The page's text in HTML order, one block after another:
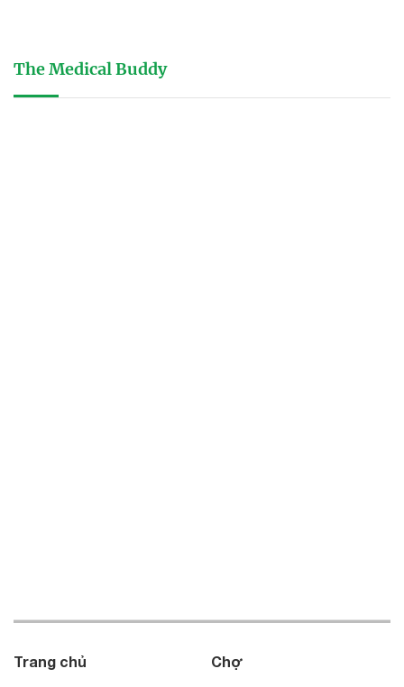
The Medical Buddy
Trang chủ Chợ